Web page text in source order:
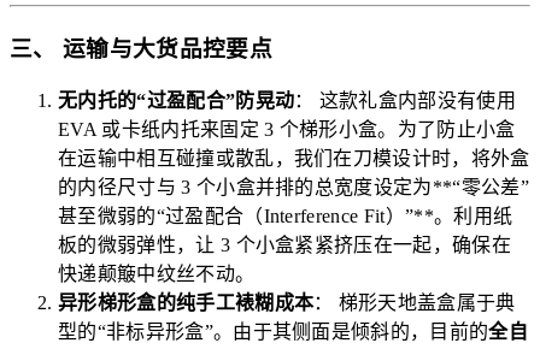
三、 运输与大货品控要点
无内托的“过盈配合”防晃动： 这款礼盒内部没有使用
EVA 或卡纸内托来固定 3 个梯形小盒。为了防止小盒
在运输中相互碰撞或散乱，我们在刀模设计时，将外盒
的内径尺寸与 3 个小盒并排的总宽度设定为**“零公差”
甚至微弱的“过盈配合（Interference Fit）”**。利用纸
板的微弱弹性，让 3 个小盒紧紧挤压在一起，确保在
快递颠簸中纹丝不动。
异形梯形盒的纯手工裱糊成本： 梯形天地盖盒属于典
型的“非标异形盒”。由于其侧面是倾斜的，目前的全自